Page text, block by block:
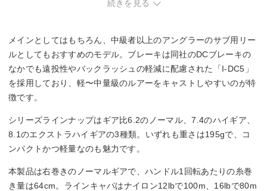
64cm
糸巻量ナイロン（lb－m）
12lb－100m、14lb－90m、16lb－80m、20lb－65m
糸巻量PE（号－m）
－
続きを見る
メインとしてはもちろん、中級者以上のアングラーのサブ用リー
ルとしてもおすすめのモデル。ブレーキは同社のDCブレーキの
なかでも遠投性やバックラッシュの軽減に配慮された「I-DC5」
を採用しており、軽〜中量級のルアーをキャストしやすいのが特
徴です。
シリーズラインナップはギア比6.2のノーマル、7.4のハイギア、
8.1のエクストラハイギアの3種類。いずれも重さは195gで、コ
ンパクトかつ軽量なのも魅力です。
本製品は右巻きのノーマルギアで、ハンドル1回転あたりの糸巻
き量は64cm。ラインキャパはナイロン12lbで100m、16lbで80m